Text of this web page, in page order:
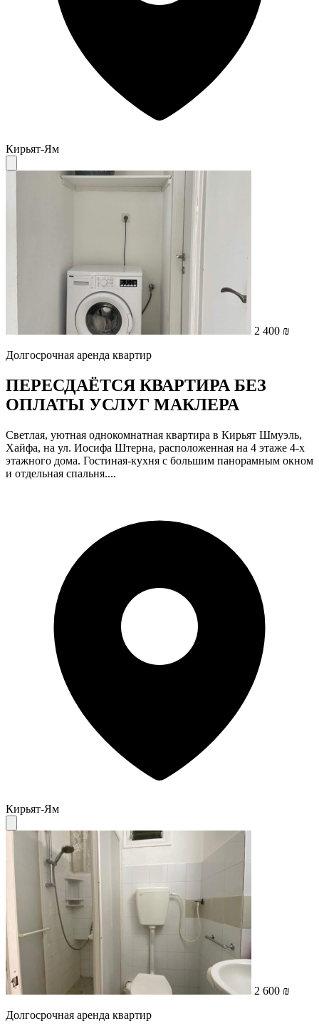
Кирьят-Ям
2 400 ₪
Долгосрочная аренда квартир
ПЕРЕСДАЁТСЯ КВАРТИРА БЕЗ
ОПЛАТЫ УСЛУГ МАКЛЕРА
Светлая, уютная однокомнатная квартира в Кирьят Шмуэль,
Хайфа, на ул. Иосифа Штерна, расположенная на 4 этаже 4-х
этажного дома. Гостиная-кухня с большим панорамным окном
и отдельная спальня....
Кирьят-Ям
2 600 ₪
Долгосрочная аренда квартир